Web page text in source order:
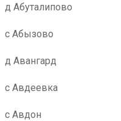
д Абуталипово
с Абызово
д Авангард
с Авдеевка
с Авдон